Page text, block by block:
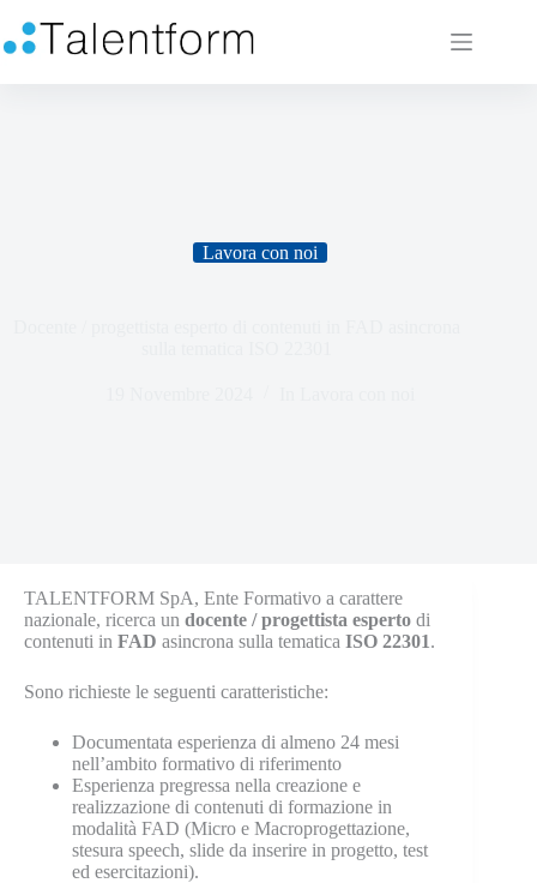
Lavora con noi
TALENTFORM SpA, Ente Formativo a carattere
nazionale, ricerca un docente / progettista esperto di
contenuti in FAD asincrona sulla tematica ISO 22301.
Sono richieste le seguenti caratteristiche:
Documentata esperienza di almeno 24 mesi
nell’ambito formativo di riferimento
Esperienza pregressa nella creazione e
realizzazione di contenuti di formazione in
modalità FAD (Micro e Macroprogettazione,
stesura speech, slide da inserire in progetto, test
ed esercitazioni).